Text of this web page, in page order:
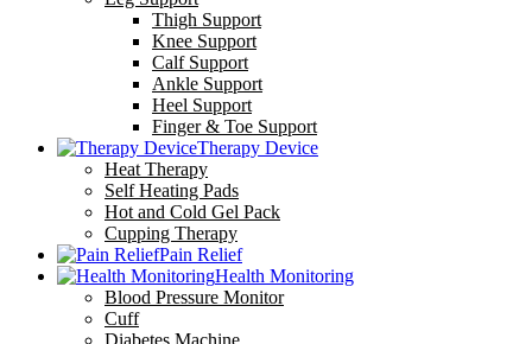
Thigh Support
Knee Support
Calf Support
Ankle Support
Heel Support
Finger & Toe Support
Therapy Device
Heat Therapy
Self Heating Pads
Hot and Cold Gel Pack
Cupping Therapy
Pain Relief
Health Monitoring
Blood Pressure Monitor
Cuff
Diabetes Machine